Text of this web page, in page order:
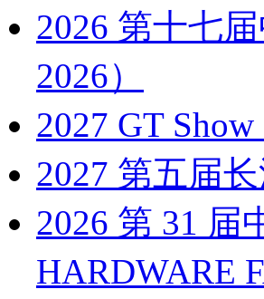
2026 第十七
2026）
2027 GT
2027 第五届
2026 第 31 届
HARDWARE